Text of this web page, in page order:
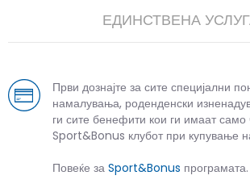
ЕДИНСТВЕНА
Први дознајте за сите специјални
намалувања, роденденски
ги сите бенефити кои ги имаат само
Sport&Bonus клубот при купување
Повеќе за Sport&Bonus програмата.